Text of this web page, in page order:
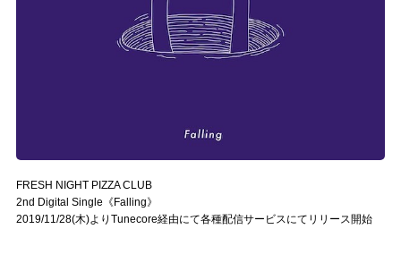
FRESH NIGHT PIZZA CLUB
2nd Digital Single《Falling》
2019/11/28(木)よりTunecore経由にて各種配信サービスにてリリース開始